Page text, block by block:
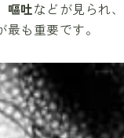
嘔吐などが見られ、
も重要です。